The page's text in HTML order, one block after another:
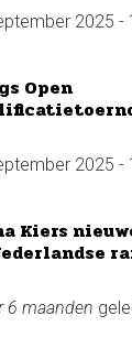
2025 -
Open
2025 -
Kiers
6 maanden